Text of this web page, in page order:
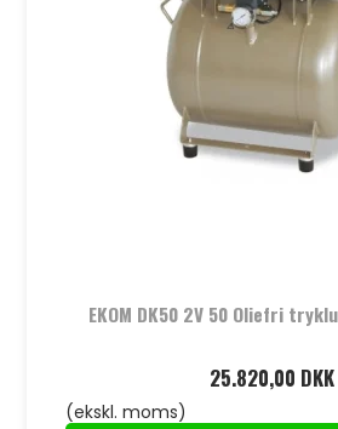
EKOM DK50 2V 50 Oliefri
25.820,00 DKK
(ekskl. moms)